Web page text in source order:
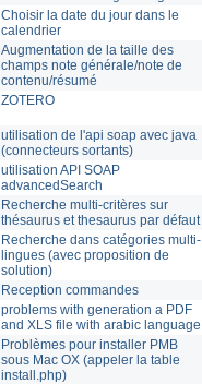
Choisir la date du jour dans le
calendrier
Augmentation de la taille des
champs note générale/note de
contenu/résumé
ZOTERO
utilisation de l'api soap avec java
(connecteurs sortants)
utilisation API SOAP
advancedSearch
Recherche multi-critères sur
thésaurus et thesaurus par défaut
Recherche dans catégories multi-
lingues (avec proposition de
solution)
Reception commandes
problems with generation a PDF
and XLS file with arabic language
Problèmes pour installer PMB
sous Mac OX (appeler la table
install.php)